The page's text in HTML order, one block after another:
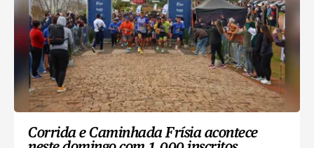
Corrida e Caminhada Frísia acontece